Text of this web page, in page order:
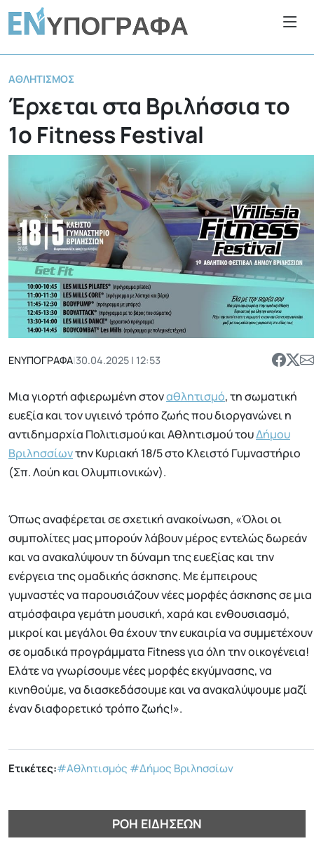
ΑΘΛΗΤΙΣΜΌΣ
Έρχεται στα Βριλήσσια το
1ο Fitness Festival
ΕΝΥΠΟΓΡΑΦΑ|30.04.2025 | 12:53
Μια γιορτή αφιερωμένη στοναθλητισμό, τη σωματική
ευεξία και τον υγιεινό τρόπο ζωής που διοργανώνει η
αντιδημαρχία Πολιτισμού και Αθλητισμού τουΔήμου
Βριλησσίωντην Κυριακή 18/5 στο Κλειστό Γυμναστήριο
(Σπ. Λούη και Ολυμπιονικών).
Όπως αναφέρεται σε σχετική ανακοίνωση, «Όλοι οι
συμπολίτες μας μπορούν λάβουν μέρος εντελώς δωρεάν
και να ανακαλύψουν τη δύναμη της ευεξίας και την
ενέργεια της ομαδικής άσκησης. Με έμπειρους
γυμναστές να παρουσιάζουν νέες μορφές άσκησης σε μια
ατμόσφαιρα γεμάτη μουσική, χαρά και ενθουσιασμό,
μικροί και μεγάλοι θα έχουν την ευκαιρία να συμμετέχουν
σε ομαδικά προγράμματα Fitness για όλη την οικογένεια!
Ελάτε να γνωρίσουμε νέες μορφές εκγύμνασης, να
κινηθούμε, να διασκεδάσουμε και να ανακαλύψουμε μαζί
έναν διαφορετικό τρόπο ζωής!».
Ετικέτες:#Αθλητισμός #Δήμος Βριλησσίων
ΡΟΉ ΕΙΔΉΣΕΩΝ